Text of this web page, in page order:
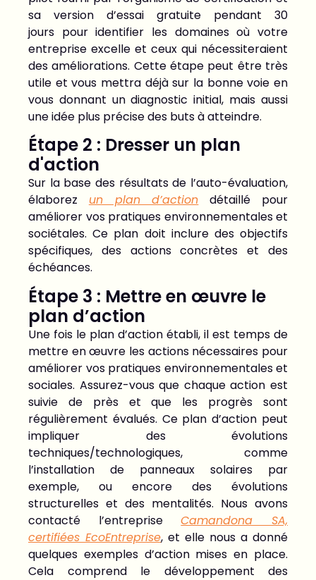
sa version d’essai gratuite pendant 30
jours pour identifier les domaines où votre
entreprise excelle et ceux qui nécessiteraient
des améliorations. Cette étape peut être très
utile et vous mettra déjà sur la bonne voie en
vous donnant un diagnostic initial, mais aussi
une idée plus précise des buts à atteindre.
Étape 2 : Dresser un plan
d'action
Sur la base des résultats de l’auto-évaluation,
élaborez un plan d’action détaillé pour
améliorer vos pratiques environnementales et
sociétales. Ce plan doit inclure des objectifs
spécifiques, des actions concrètes et des
échéances.
Étape 3 : Mettre en œuvre le
plan d’action
Une fois le plan d’action établi, il est temps de
mettre en œuvre les actions nécessaires pour
améliorer vos pratiques environnementales et
sociales. Assurez-vous que chaque action est
suivie de près et que les progrès sont
régulièrement évalués. Ce plan d’action peut
impliquer des évolutions
techniques/technologiques, comme
l’installation de panneaux solaires par
exemple, ou encore des évolutions
structurelles et des mentalités. Nous avons
contacté l’entrepriseCamandona SA,
certifiées EcoEntreprise, et elle nous a donné
quelques exemples d’action mises en place.
Cela comprend le développement des